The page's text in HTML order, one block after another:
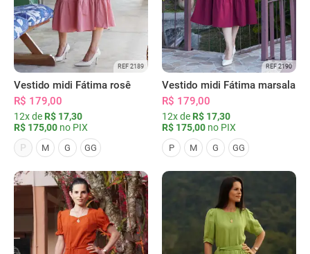
REF 2189
Vestido midi Fátima rosê
R$ 179,00
12x de R$ 17,30
R$ 175,00 no PIX
P
M G GG
REF 2190
Vestido midi Fátima marsala
R$ 179,00
12x de R$ 17,30
R$ 175,00 no PIX
P M G GG